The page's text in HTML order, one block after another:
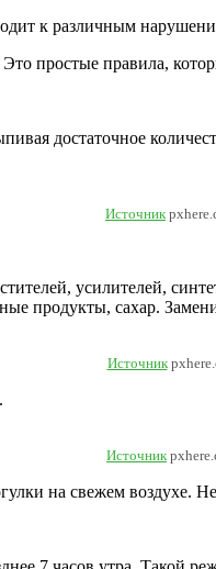
к различным
простые правила,
достаточное
Источник
усилителей,
продукты, сахар.
Источник
Источник
на свежем воздухе.